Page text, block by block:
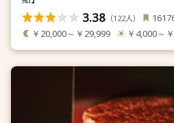
3.38 （122人）
￥20,000～￥29,999 ￥4,000～